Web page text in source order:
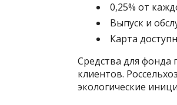
0,25% от
Выпуск и
Карта
Средства для фонда
клиентов.
экологические